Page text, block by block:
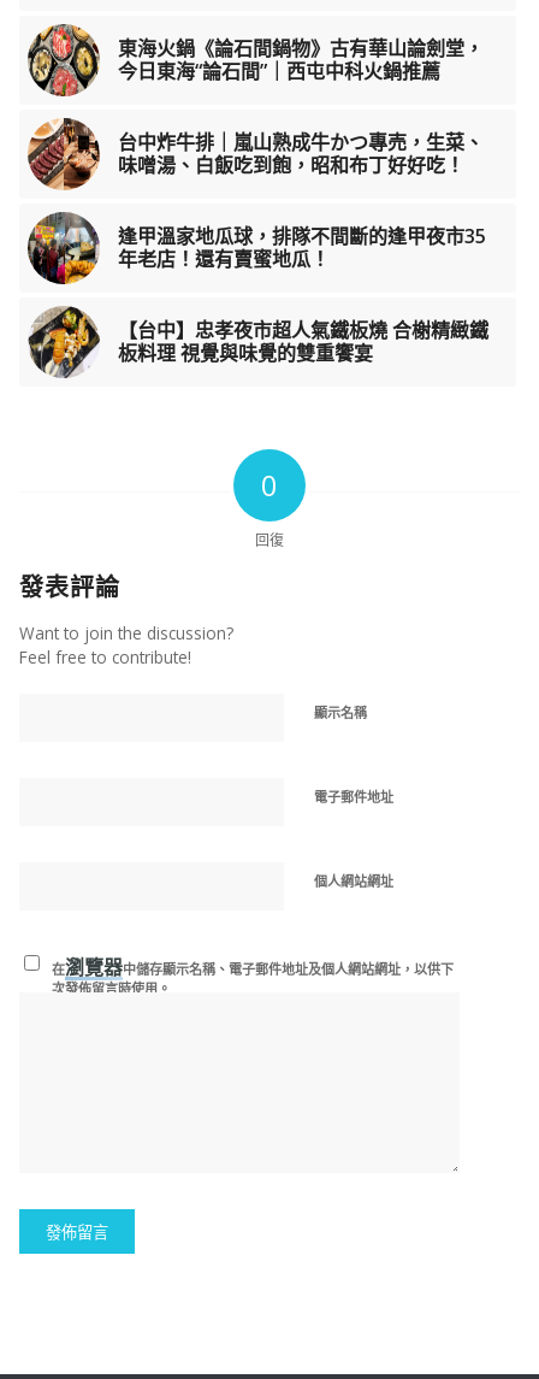
東海火鍋《論石間鍋物》古有華山論劍堂，
今日東海“論石間”｜西屯中科火鍋推薦
台中炸牛排｜嵐山熟成牛かつ專売，生菜、
味噌湯、白飯吃到飽，昭和布丁好好吃！
逢甲溫家地瓜球，排隊不間斷的逢甲夜市35
年老店！還有賣蜜地瓜！
【台中】忠孝夜市超人氣鐵板燒 合榭精緻鐵
板料理 視覺與味覺的雙重饗宴
0
回復
發表評論
Want to join the discussion?
Feel free to contribute!
顯示名稱
電子郵件地址
個人網站網址
在瀏覽器中儲存顯示名稱、電子郵件地址及個人網站網址，以供下
次發佈留言時使用。